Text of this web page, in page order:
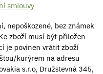
smlouvy
nepoškozené, bez známek
zboží musí být přiložen
je povinen vrátit zboží
kurýrem na adresu
s.r.o, Družstevná 345,